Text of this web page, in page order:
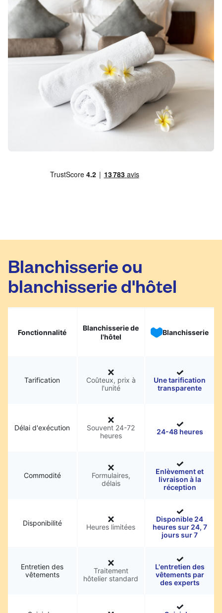
Blanchisserie ou
blanchisserie d'hôtel
Fonctionnalité
Blanchisserie de
l'hôtel
Blanchisserie
Tarification
Coûteux, prix à
l'unité
Une tarification
transparente
Délai d'exécution
Souvent 24-72
heures
24-48 heures
Commodité
Formulaires,
délais
Enlèvement et
livraison à la
réception
Disponibilité Heures limitées
Disponible 24
heures sur 24, 7
jours sur 7
Entretien des
vêtements
Traitement
hôtelier standard
L'entretien des
vêtements par
des experts